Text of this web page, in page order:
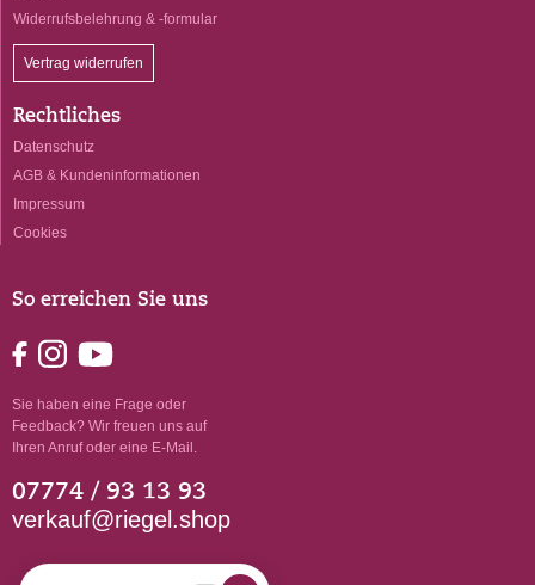
So erreichen Sie uns
Sie haben eine Frage oder
Feedback? Wir freuen uns auf
Ihren Anruf oder eine E-Mail.
07774 / 93 13 93
verkauf@riegel.shop
Widerrufsbelehrung & -formular
Vertrag widerrufen
Rechtliches
Datenschutz
AGB & Kundeninformationen
Impressum
Cookies